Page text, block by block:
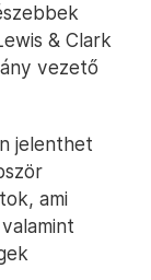
& Clark
vezető
jelenthet
ami